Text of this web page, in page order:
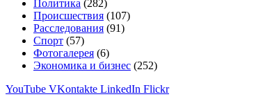
Политика (282)
Происшествия (107)
Расследования (91)
Спорт (57)
Фотогалерея (6)
Экономика и бизнес (252)
YouTube VKontakte LinkedIn Flickr